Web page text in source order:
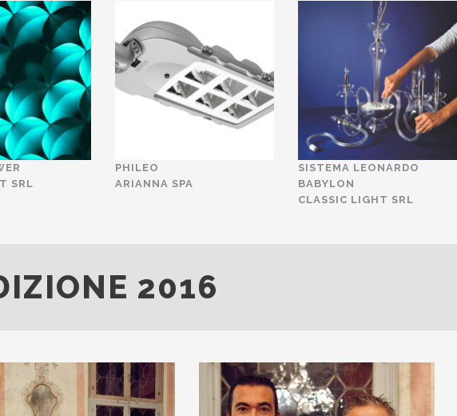
SRL
PHILEO
ARIANNA SPA
SISTEMA LEONARDO
BABYLON
CLASSIC LIGHT SRL
2016